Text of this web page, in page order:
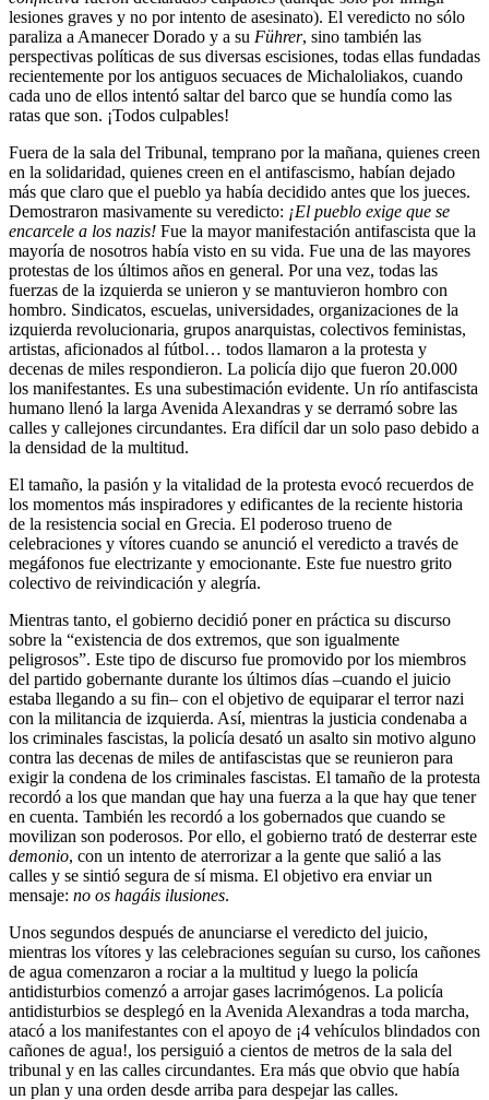
lesiones graves y no por intento de asesinato). El veredicto no sólo
paraliza a Amanecer Dorado y a su Führer, sino también las
perspectivas políticas de sus diversas escisiones, todas ellas fundadas
recientemente por los antiguos secuaces de Michaloliakos, cuando
cada uno de ellos intentó saltar del barco que se hundía como las
ratas que son. ¡Todos culpables!
Fuera de la sala del Tribunal, temprano por la mañana, quienes creen
en la solidaridad, quienes creen en el antifascismo, habían dejado
más que claro que el pueblo ya había decidido antes que los jueces.
Demostraron masivamente su veredicto: ¡El pueblo exige que se
encarcele a los nazis! Fue la mayor manifestación antifascista que la
mayoría de nosotros había visto en su vida. Fue una de las mayores
protestas de los últimos años en general. Por una vez, todas las
fuerzas de la izquierda se unieron y se mantuvieron hombro con
hombro. Sindicatos, escuelas, universidades, organizaciones de la
izquierda revolucionaria, grupos anarquistas, colectivos feministas,
artistas, aficionados al fútbol… todos llamaron a la protesta y
decenas de miles respondieron. La policía dijo que fueron 20.000
los manifestantes. Es una subestimación evidente. Un río antifascista
humano llenó la larga Avenida Alexandras y se derramó sobre las
calles y callejones circundantes. Era difícil dar un solo paso debido a
la densidad de la multitud.
El tamaño, la pasión y la vitalidad de la protesta evocó recuerdos de
los momentos más inspiradores y edificantes de la reciente historia
de la resistencia social en Grecia. El poderoso trueno de
celebraciones y vítores cuando se anunció el veredicto a través de
megáfonos fue electrizante y emocionante. Este fue nuestro grito
colectivo de reivindicación y alegría.
Mientras tanto, el gobierno decidió poner en práctica su discurso
sobre la “existencia de dos extremos, que son igualmente
peligrosos”. Este tipo de discurso fue promovido por los miembros
del partido gobernante durante los últimos días –cuando el juicio
estaba llegando a su fin– con el objetivo de equiparar el terror nazi
con la militancia de izquierda. Así, mientras la justicia condenaba a
los criminales fascistas, la policía desató un asalto sin motivo alguno
contra las decenas de miles de antifascistas que se reunieron para
exigir la condena de los criminales fascistas. El tamaño de la protesta
recordó a los que mandan que hay una fuerza a la que hay que tener
en cuenta. También les recordó a los gobernados que cuando se
movilizan son poderosos. Por ello, el gobierno trató de desterrar este
demonio, con un intento de aterrorizar a la gente que salió a las
calles y se sintió segura de sí misma. El objetivo era enviar un
mensaje: no os hagáis ilusiones.
Unos segundos después de anunciarse el veredicto del juicio,
mientras los vítores y las celebraciones seguían su curso, los cañones
de agua comenzaron a rociar a la multitud y luego la policía
antidisturbios comenzó a arrojar gases lacrimógenos. La policía
antidisturbios se desplegó en la Avenida Alexandras a toda marcha,
atacó a los manifestantes con el apoyo de ¡4 vehículos blindados con
cañones de agua!, los persiguió a cientos de metros de la sala del
tribunal y en las calles circundantes. Era más que obvio que había
un plan y una orden desde arriba para despejar las calles.